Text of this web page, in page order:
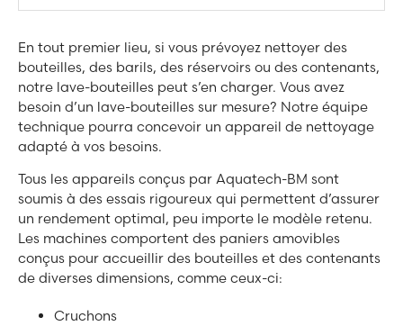
En tout premier lieu, si vous prévoyez nettoyer des
bouteilles, des barils, des réservoirs ou des contenants,
notre lave-bouteilles peut s’en charger. Vous avez
besoin d’un lave-bouteilles sur mesure? Notre équipe
technique pourra concevoir un appareil de nettoyage
adapté à vos besoins.
Tous les appareils conçus par Aquatech-BM sont
soumis à des essais rigoureux qui permettent d’assurer
un rendement optimal, peu importe le modèle retenu.
Les machines comportent des paniers amovibles
conçus pour accueillir des bouteilles et des contenants
de diverses dimensions, comme ceux-ci:
Cruchons